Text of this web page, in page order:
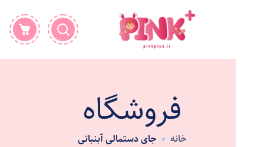
فروشگاه
خانه جای دستمالی آبنباتی